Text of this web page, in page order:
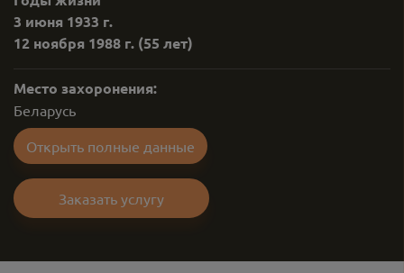
3 июня 1933 г.
12 ноября 1988 г. (55 лет)
Место захоронения:
Беларусь
Открыть полные данные
Заказать услугу